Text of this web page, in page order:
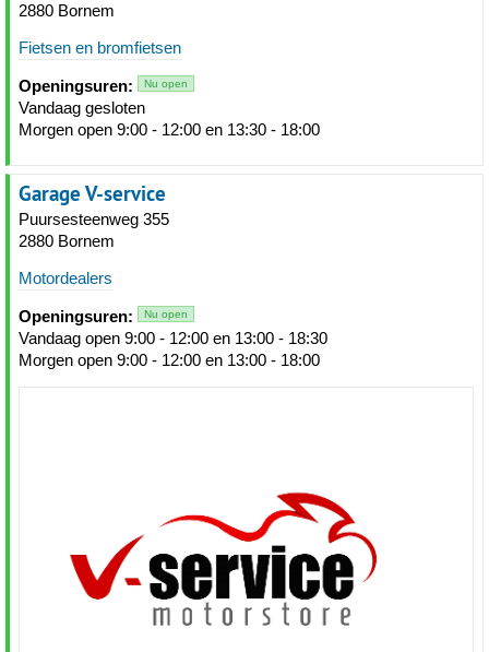
2880 Bornem
Fietsen en bromfietsen
Openingsuren: Nu open
Vandaag gesloten
Morgen open 9:00 - 12:00 en 13:30 - 18:00
Garage V-service
Puursesteenweg 355
2880 Bornem
Motordealers
Openingsuren: Nu open
Vandaag open 9:00 - 12:00 en 13:00 - 18:30
Morgen open 9:00 - 12:00 en 13:00 - 18:00